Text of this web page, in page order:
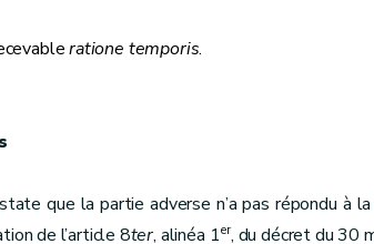
ratione temporis.
que la partie adverse n’a pas répondu à
de l’article 8ter, alinéa 1er, du décret du 30